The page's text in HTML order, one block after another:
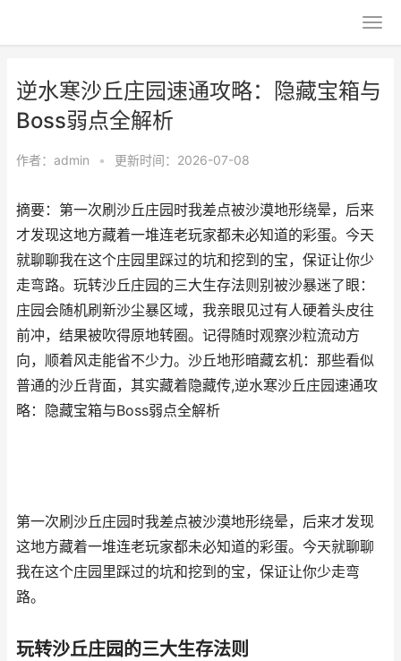
逆水寒沙丘庄园速通攻略：隐藏宝箱与
Boss弱点全解析
作者： admin • 更新时间：2026-07-08
摘要：第一次刷沙丘庄园时我差点被沙漠地形绕晕，后来
才发现这地方藏着一堆连老玩家都未必知道的彩蛋。今天
就聊聊我在这个庄园里踩过的坑和挖到的宝，保证让你少
走弯路。玩转沙丘庄园的三大生存法则别被沙暴迷了眼：
庄园会随机刷新沙尘暴区域，我亲眼见过有人硬着头皮往
前冲，结果被吹得原地转圈。记得随时观察沙粒流动方
向，顺着风走能省不少力。沙丘地形暗藏玄机：那些看似
普通的沙丘背面，其实藏着隐藏传,逆水寒沙丘庄园速通攻
略：隐藏宝箱与Boss弱点全解析
第一次刷沙丘庄园时我差点被沙漠地形绕晕，后来才发现
这地方藏着一堆连老玩家都未必知道的彩蛋。今天就聊聊
我在这个庄园里踩过的坑和挖到的宝，保证让你少走弯
路。
玩转沙丘庄园的三大生存法则